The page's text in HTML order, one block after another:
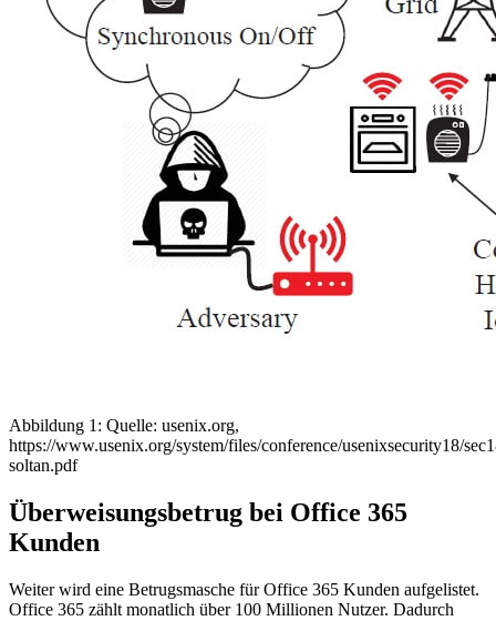
Abbildung 1: Quelle: usenix.org,
https://www.usenix.org/system/files/conference/usenixsecurity18/
soltan.pdf
Überweisungsbetrug bei Office 365
Kunden
Weiter wird eine Betrugsmasche für Office 365 Kunden aufgelistet.
Office 365 zählt monatlich über 100 Millionen Nutzer. Dadurch